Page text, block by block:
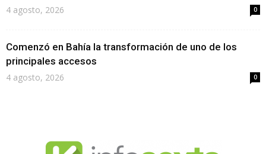
4 agosto, 2026 0
Comenzó en Bahía la transformación de uno de los
principales accesos
4 agosto, 2026 0